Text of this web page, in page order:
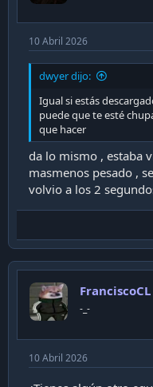
10 Abril 2026
dwyer dijo:
Igual si estás
puede que te esté
que hacer
da lo mismo , estaba
masmenos pesado ,
volvio a los 2
FranciscoCL
-_-
10 Abril 2026